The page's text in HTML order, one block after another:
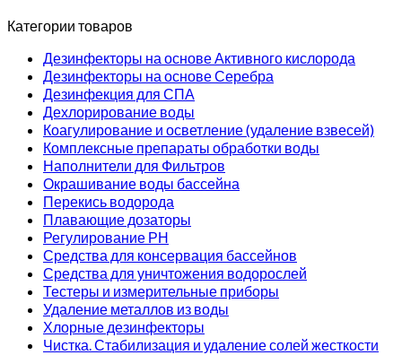
Категории товаров
Дезинфекторы на основе Активного кислорода
Дезинфекторы на основе Серебра
Дезинфекция для СПА
Дехлорирование воды
Коагулирование и осветление (удаление взвесей)
Комплексные препараты обработки воды
Наполнители для Фильтров
Окрашивание воды бассейна
Перекись водорода
Плавающие дозаторы
Регулирование РН
Средства для консервация бассейнов
Средства для уничтожения водорослей
Тестеры и измерительные приборы
Удаление металлов из воды
Хлорные дезинфекторы
Чистка. Стабилизация и удаление солей жесткости